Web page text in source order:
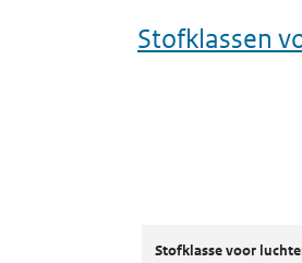
Stofklassen
Stofklasse voor